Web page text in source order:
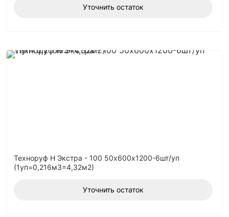
Уточнить остаток
Техноруф Н Экстра - 100 50х600х1200-6шт/уп
(1уп=0,216м3=4,32м2)
Уточнить остаток